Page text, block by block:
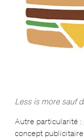
Less is more sauf
Autre particularité :
concept